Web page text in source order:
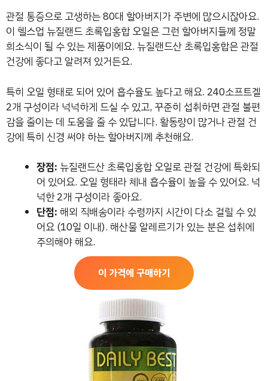
관절 통증으로 고생하는 80대 할아버지가 주변에 많으시잖아요.
이 헬스업 뉴질랜드 초록입홍합 오일은 그런 할아버지들께 정말
희소식이 될 수 있는 제품이에요. 뉴질랜드산 초록입홍합은 관절
건강에 좋다고 알려져 있거든요.
특히 오일 형태로 되어 있어 흡수율도 높다고 해요. 240소프트겔
2개 구성이라 넉넉하게 드실 수 있고, 꾸준히 섭취하면 관절 불편
감을 줄이는 데 도움을 줄 수 있답니다. 활동량이 많거나 관절 건
강에 특히 신경 써야 하는 할아버지께 추천해요.
장점: 뉴질랜드산 초록입홍합 오일로 관절 건강에 특화되
어 있어요. 오일 형태라 체내 흡수율이 높을 수 있어요. 넉
넉한 2개 구성이라 좋아요.
단점: 해외 직배송이라 수령까지 시간이 다소 걸릴 수 있
어요 (10일 이내). 해산물 알레르기가 있는 분은 섭취에
주의해야 해요.
이 가격에 구매하기